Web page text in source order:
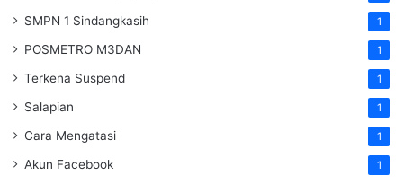
SMPN 1 Sindangkasih 1
POSMETRO M3DAN 1
Terkena Suspend 1
Salapian 1
Cara Mengatasi 1
Akun Facebook 1